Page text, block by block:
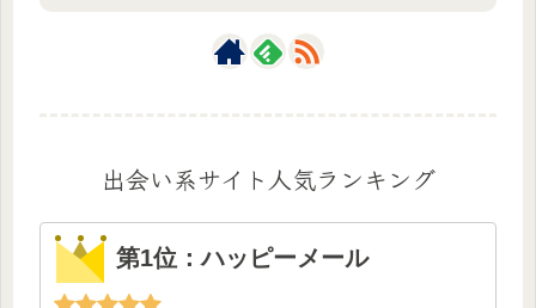
出会い系サイト人気ランキング
第1位：ハッピーメール